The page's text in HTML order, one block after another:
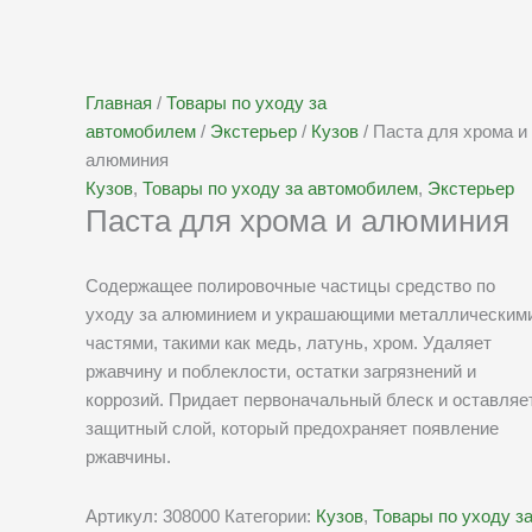
Главная / Товары по уходу за
автомобилем / Экстерьер / Кузов / Паста для хрома и
алюминия
Кузов, Товары по уходу за автомобилем, Экстерьер
Паста для хрома и алюминия
Содержащее полировочные частицы средство по
уходу за алюминием и украшающими
частями, такими как медь, латунь, хром. Удаляет
ржавчину и поблеклости, остатки загрязнений и
коррозий. Придает первоначальный блеск и
защитный слой, который предохраняет появление
ржавчины.
Артикул: 308000 Категории: Кузов, Товары по уходу за